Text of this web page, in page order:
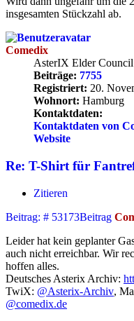
insgesamten Stückzahl ab.
Comedix
AsterIX Elder
Beiträge: 7755
Registriert: 20.
Wohnort: Hamburg
Kontaktdaten:
Kontaktdaten von
Website
Re: T-Shirt für
Zitieren
Beitrag: # 53173Beitrag
Leider hat kein geplanter
auch nicht erreichbar. Wir
hoffen alles.
Deutsches Asterix Archiv:
TwiX: @Asterix-Archiv,
@comedix.de